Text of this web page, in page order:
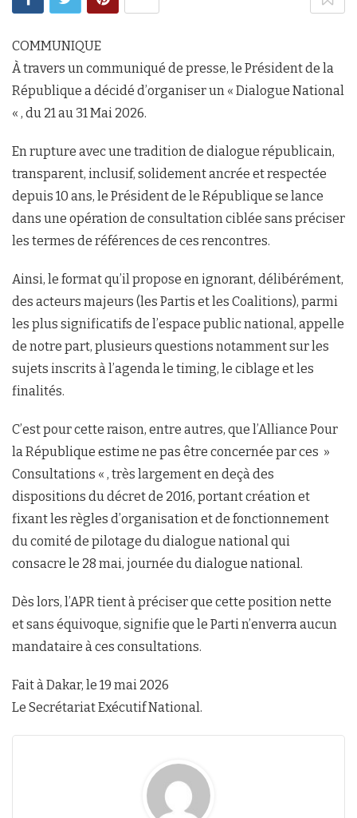
COMMUNIQUE
À travers un communiqué de presse, le Président de la
République a décidé d’organiser un « Dialogue National
« , du 21 au 31 Mai 2026.
En rupture avec une tradition de dialogue républicain,
transparent, inclusif, solidement ancrée et respectée
depuis 10 ans, le Président de le République se lance
dans une opération de consultation ciblée sans préciser
les termes de références de ces rencontres.
Ainsi, le format qu’il propose en ignorant, délibérément,
des acteurs majeurs (les Partis et les Coalitions), parmi
les plus significatifs de l’espace public national, appelle
de notre part, plusieurs questions notamment sur les
sujets inscrits à l’agenda le timing, le ciblage et les
finalités.
C’est pour cette raison, entre autres, que l’Alliance Pour
la République estime ne pas être concernée par ces »
Consultations « , très largement en deçà des
dispositions du décret de 2016, portant création et
fixant les règles d’organisation et de fonctionnement
du comité de pilotage du dialogue national qui
consacre le 28 mai, journée du dialogue national.
Dès lors, l’APR tient à préciser que cette position nette
et sans équivoque, signifie que le Parti n’enverra aucun
mandataire à ces consultations.
Fait à Dakar, le 19 mai 2026
Le Secrétariat Exécutif National.